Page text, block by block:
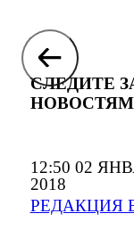
12:50 02
2018
РЕДАКЦИЯ
СЛЕДИТЕ